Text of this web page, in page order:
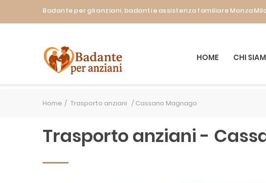
Badante per gli anziani, badanti e assistenza familiare Monza
HOME CHI
Home Trasporto anziani / Cassano Magnago
Trasporto anziani -